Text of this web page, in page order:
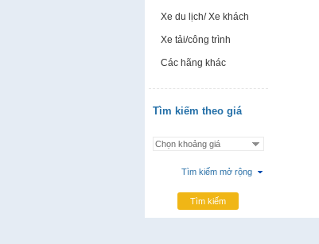
Xe du lịch/ Xe khách
Xe tải/công trình
Các hãng khác
Tìm kiếm theo giá
Tìm kiếm mở rộng
Tìm kiếm